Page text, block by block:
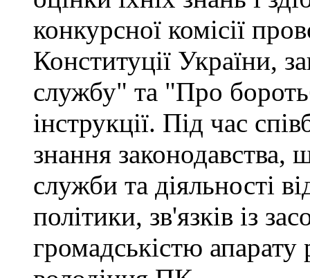
конкурсної комісії
Конституції України,
службу" та "Про
інструкції. Під час
знання законодавства,
служби та діяльності
політики, зв'язків із
громадськістю апарату